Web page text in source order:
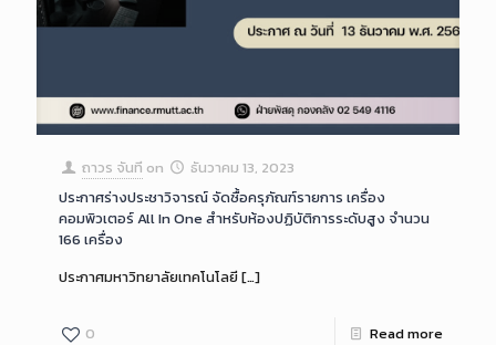
ถาวร จันที on
ธันวาคม 13, 2023
ประกาศร่างประชาวิจารณ์ จัดซื้อครุภัณฑ์รายการ เครื่อง
คอมพิวเตอร์ All In One สำหรับห้องปฏิบัติการระดับสูง จำนวน
166 เครื่อง
ประกาศมหาวิทยาลัยเทคโนโลยี[…]
0 Read more